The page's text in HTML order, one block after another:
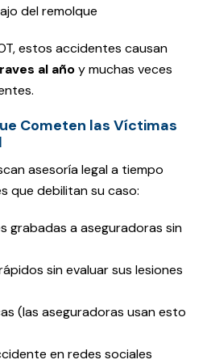
del remolque
estos accidentes causan
al añoy muchas veces
Cometen las Víctimas
asesoría legal a tiempo
que debilitan su caso:
grabadas a aseguradoras sin
sin evaluar sus lesiones
(las aseguradoras usan esto
en redes sociales